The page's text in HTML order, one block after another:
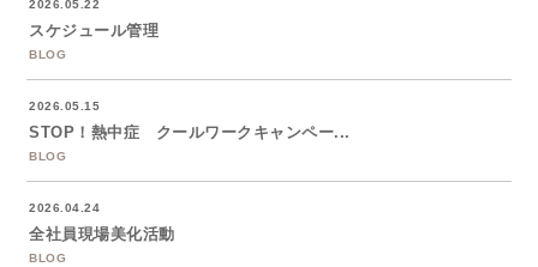
2026.05.22
スケジュール管理
BLOG
2026.05.15
STOP！熱中症 クールワークキャンペー...
BLOG
2026.04.24
全社員現場美化活動
BLOG